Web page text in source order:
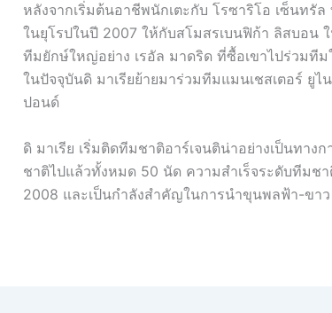
หลังจากเริ่มต้นอาชีพนักเตะกับ โรซาริโอ เซ็นทรั
ในยุโรปในปี 2007 ให้กับสโมสรเบนฟิก้า ลิสบอน
ทีมยักษ์ใหญ่อย่าง เรอัล มาดริด ที่ซื้อเขาไปร่วมที
ในปัจจุบันดิ มาเรียย้ายมาร่วมทีมแมนเชสเตอร์ ยู
ปอนด์
ดิ มาเรีย เริ่มติดทีมชาติอาร์เจนติน่าอย่างเป็นทาง
ชาติไปแล้วทั้งหมด 50 นัด ความสำเร็จระดับทีมช
2008 และเป็นกำลังสำคัญในการนำขุนพลฟ้า-ขา